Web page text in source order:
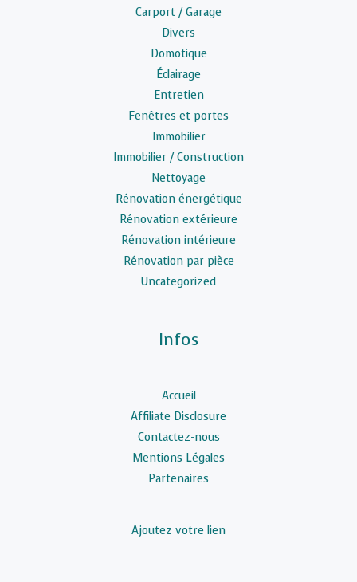
Carport / Garage
Divers
Domotique
Éclairage
Entretien
Fenêtres et portes
Immobilier
Immobilier / Construction
Nettoyage
Rénovation énergétique
Rénovation extérieure
Rénovation intérieure
Rénovation par pièce
Uncategorized
Infos
Accueil
Affiliate Disclosure
Contactez-nous
Mentions Légales
Partenaires
Ajoutez votre lien